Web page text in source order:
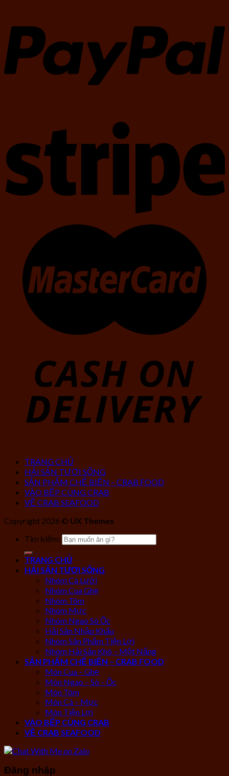
TRANG CHỦ
HẢI SẢN TƯƠI SỐNG
SẢN PHẨM CHẾ BIẾN – CRAB FOOD
VÀO BẾP CÙNG CRAB
VỀ CRAB SEAFOOD
Copyright 2026 © UX Themes
Tìm kiếm:
TRANG CHỦ
HẢI SẢN TƯƠI SỐNG
Nhóm Cá Lưới
Nhóm Cua Ghẹ
Nhóm Tôm
Nhóm Mực
Nhóm Ngao Sò Ốc
Hải Sản Nhập Khẩu
Nhóm Sản Phẩm Tiện Lợi
Nhóm Hải Sản Khô – Một Nắng
SẢN PHẨM CHẾ BIẾN – CRAB FOOD
Món Cua – Ghẹ
Món Ngao – Sò – Ốc
Món Tôm
Món Cá – Mực
Món Tiện Lợi
VÀO BẾP CÙNG CRAB
VỀ CRAB SEAFOOD
Đăng nhập